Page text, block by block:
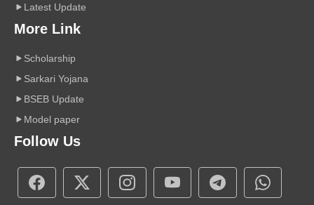
Latest Update
More Link
Scholarship
Sarkari Yojana
BSEB Update
Model paper
Follow Us